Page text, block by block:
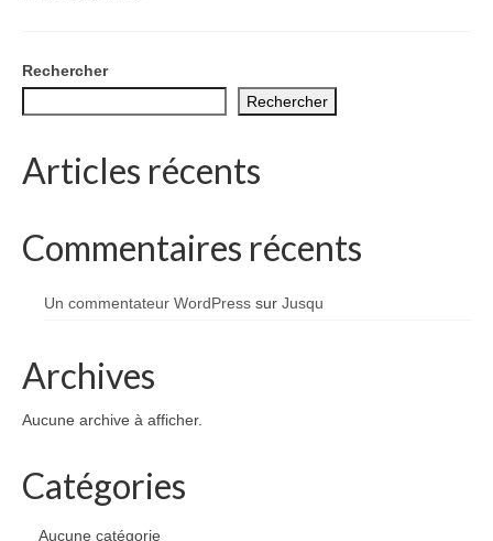
1002 à 1298
1302 à 1499
1505 à 1589
1701 à 1798
1950 à 2006
Diocèses et évêques
Histoire Générale du Languedoc
Rechercher
Rechercher
Articles récents
Commentaires récents
Un commentateur WordPress sur Jusqu
Archives
Aucune archive à afficher.
Catégories
Aucune catégorie